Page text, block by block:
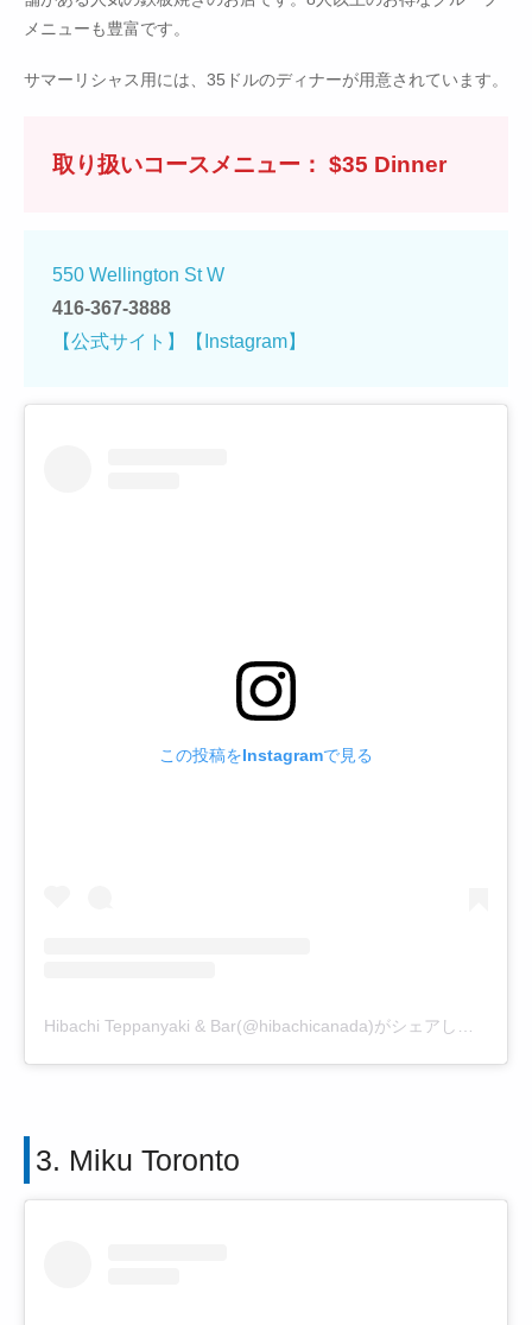
メニューも豊富です。
サマーリシャス用には、35ドルのディナーが用意されています。
取り扱いコースメニュー： $35 Dinner
550 Wellington St W
416-367-3888
【公式サイト】
【Instagram】
この投稿をInstagramで見る
Hibachi Teppanyaki & Bar(@hibachicanada)がシェアした投稿
3. Miku Toronto